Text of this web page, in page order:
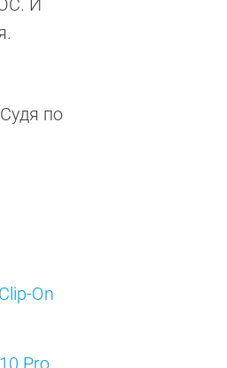
И
по
On
Pro